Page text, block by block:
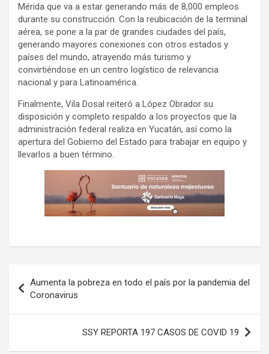
Mérida que va a estar generando más de 8,000 empleos
durante su construcción. Con la reubicación de la terminal
aérea, se pone a la par de grandes ciudades del país,
generando mayores conexiones con otros estados y
países del mundo, atrayendo más turismo y
convirtiéndose en un centro logístico de relevancia
nacional y para Latinoamérica.
Finalmente, Vila Dosal reiteró a López Obrador su
disposición y completo respaldo a los proyectos que la
administración federal realiza en Yucatán, así como la
apertura del Gobierno del Estado para trabajar en equipo y
llevarlos a buen término.
de
entradas
Aumenta la pobreza en todo el país por la pandemia del
Coronavirus
SSY REPORTA 197 CASOS DE COVID 19